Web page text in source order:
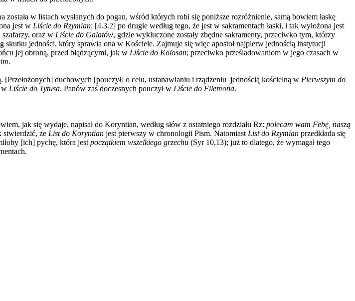
w listach wysłanych do pogan, wśród których robi się poniższe rozróżnienie, samą bowiem łaskę
jest w Liście do Rzymian; [4.3.2] po drugie według tego, że jest w sakramentach łaski, i tak wyłożona jest
oraz w Liście do Galatów, gdzie wykluczone zostały zbędne sakramenty, przeciwko tym, którzy
skutku jedności, który sprawia ona w Kościele. Zajmuje się więc apostoł najpierw jednością instytucji
jej obroną, przed błądzącymi, jak w Liście do Kolosan; przeciwko prześladowaniom w jego czasach w
.
duchowych [pouczył] o celu, ustanawianiu i rządzeniu jednością kościelną w Pierwszym do
w Liście do Tytusa. Panów zaś doczesnych pouczył w Liście do Filemona.
jak się wydaje, napisał do Koryntian, według słów z ostatniego rozdziału Rz: polecam wam Febę, naszą
stwierdzić, że List do Koryntian jest pierwszy w chronologii Pism. Natomiast List do Rzymian przedkłada się
[ich] pychę, która jest początkiem wszelkiego grzechu (Syr 10,13); już to dlatego, że wymagał tego